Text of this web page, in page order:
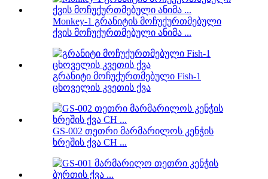
Monkey-1 გრანიტის მოჩუქურთმებული
ქვის მოჩუქურთმებული ანიმა ...
გრანიტი მოჩუქურთმებული Fish-1
ცხოველის კვეთის ქვა
GS-002 თეთრი მარმარილოს კენჭის
ხრეშის ქვა CH ...